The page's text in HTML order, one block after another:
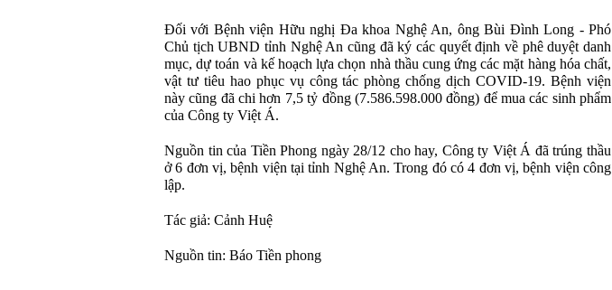
Đối với Bệnh viện Hữu nghị Đa khoa Nghệ An, ông Bùi Đình Long - Phó
Chủ tịch UBND tỉnh Nghệ An cũng đã ký các quyết định về phê duyệt danh
mục, dự toán và kế hoạch lựa chọn nhà thầu cung ứng các mặt hàng hóa chất,
vật tư tiêu hao phục vụ công tác phòng chống dịch COVID-19. Bệnh viện
này cũng đã chi hơn 7,5 tỷ đồng (7.586.598.000 đồng) để mua các sinh phẩm
của Công ty Việt Á.
Nguồn tin của Tiền Phong ngày 28/12 cho hay, Công ty Việt Á đã trúng thầu
ở 6 đơn vị, bệnh viện tại tỉnh Nghệ An. Trong đó có 4 đơn vị, bệnh viện công
lập.
Tác giả: Cảnh Huệ
Nguồn tin: Báo Tiền phong